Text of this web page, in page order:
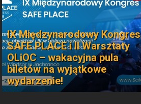
IX Międzynarodowy Kongres
SAFE PLACE i II Warsztaty
OLiOC – wakacyjna pula
biletów na wyjątkowe
wydarzenie!